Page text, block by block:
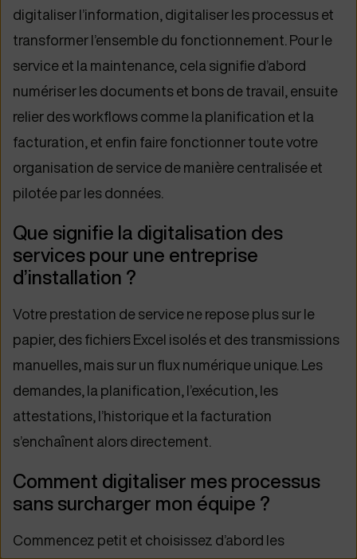
digitaliser l’information, digitaliser les processus et
transformer l’ensemble du fonctionnement. Pour le
service et la maintenance, cela signifie d’abord
numériser les documents et bons de travail, ensuite
relier des workflows comme la planification et la
facturation, et enfin faire fonctionner toute votre
organisation de service de manière centralisée et
pilotée par les données.
Que signifie la digitalisation des
services pour une entreprise
d’installation ?
Votre prestation de service ne repose plus sur le
papier, des fichiers Excel isolés et des transmissions
manuelles, mais sur un flux numérique unique. Les
demandes, la planification, l’exécution, les
attestations, l’historique et la facturation
s’enchaînent alors directement.
Comment digitaliser mes processus
sans surcharger mon équipe ?
Commencez petit et choisissez d’abord les